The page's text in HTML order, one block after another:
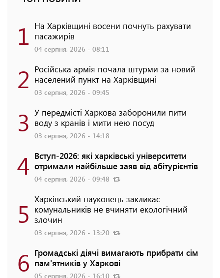
1 На Харківщині восени почнуть рахувати
пасажирів
04 серпня, 2026 - 08:11
2 Російська армія почала штурми за новий
населений пункт на Харківщині
03 серпня, 2026 - 09:45
3 У передмісті Харкова заборонили пити
воду з кранів і мити нею посуд
03 серпня, 2026 - 14:18
4 Вступ-2026: які харківські університети
отримали найбільше заяв від абітурієнтів
04 серпня, 2026 - 09:48
5 Харківський науковець закликає
комунальників не вчиняти екологічний
злочин
03 серпня, 2026 - 13:20
6 Громадські діячі вимагають прибрати сім
пам'ятників у Харкові
05 серпня, 2026 - 16:10